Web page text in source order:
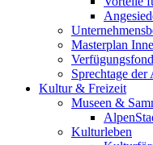
Masterplan
Sprechtage
Kultur & Freizeit
Museen &
Kulturleben